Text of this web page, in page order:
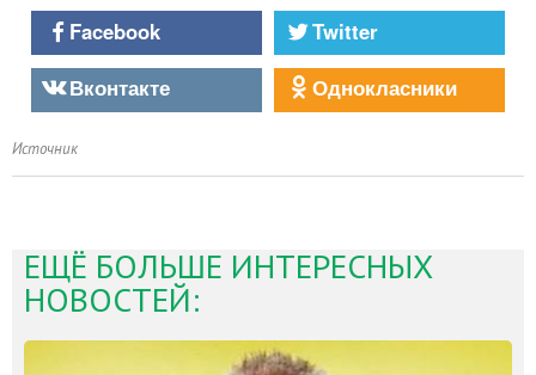
Facebook
Twitter
Вконтакте
Однокласники
Источник
ЕЩЁ БОЛЬШЕ ИНТЕРЕСНЫХ
НОВОСТЕЙ: